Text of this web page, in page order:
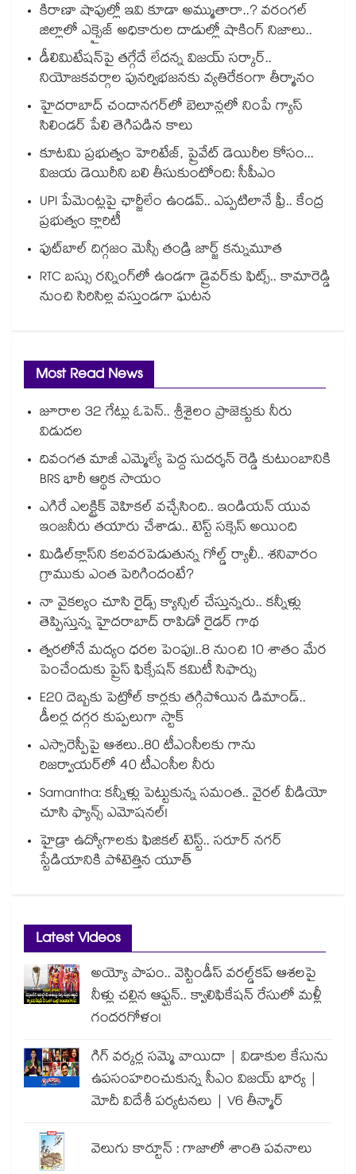
కిరాణా షాపుల్లో ఇవి కూడా అమ్ముతారా..? వరంగల్
జిల్లాలో ఎక్సైజ్ అధికారుల దాడుల్లో షాకింగ్ నిజాలు..
డీలిమిటేషన్‎పై తగ్గేదే లేదన్న విజయ్ సర్కార్..
నియోజకవర్గాల పునర్విభజనకు వ్యతిరేకంగా తీర్మానం
హైదరాబాద్⁪ చందానగర్⁫లో బెలూన్లలో నింపే గ్యాస్
సిలిండర్ పేలి తెగిపడిన కాలు
కూటమి ప్రభుత్వం హెరిటేజ్, ప్రైవేట్ డెయిరీల కోసం...
విజయ డెయిరీని బలి తీసుకుంటోంది: సీపీఎం
UPI పేమెంట్లపై ఛార్జీలేం ఉండవ్.. ఎప్పటిలానే ఫ్రీ.. కేంద్ర
ప్రభుత్వం క్లారిటీ
ఫుట్‎బాల్ దిగ్గజం మెస్సీ తండ్రి జార్జ్ కన్నుమూత
RTC బస్సు రన్నింగ్⁫లో ఉండగా డ్రైవర్‌కు ఫిట్స్.. కామారెడ్డి
నుంచి సిరిసిల్ల వస్తుండగా ఘటన
Most Read News
జూరాల 32 గేట్లు ఓపెన్.. శ్రీశైలం ప్రాజెక్టుకు నీరు
విడుదల
దివంగత మాజీ ఎమ్మెల్యే పెద్ద సుదర్శన్ రెడ్డి కుటుంబానికి
BRS భారీ ఆర్థిక సాయం
ఎగిరే ఎలక్ట్రిక్ వెహికల్ వచ్చేసింది.. ఇండియన్ యువ
ఇంజనీరు తయారు చేశాడు.. టెస్ట్ సక్సెస్ అయింది
మిడిల్‌క్లాస్‌ని కలవరపెడుతున్న గోల్డ్ ర్యాలీ.. శనివారం
గ్రాముకు ఎంత పెరిగిందంటే?
నా వైకల్యం చూసి రైడ్స్ క్యాన్సిల్ చేస్తున్నరు.. కన్నీళ్లు
తెప్పిస్తున్న హైదరాబాద్ రాపిడో రైడర్ గాథ
త్వరలోనే మద్యం ధ‌‌ర‌‌ల పెంపు!..8 నుంచి 10 శాతం మేర
పెంచేందుకు ప్రైస్ ఫిక్సేష‌‌న్ క‌‌మిటీ సిఫార్సు
E20 దెబ్బకు పెట్రోల్ కార్లకు తగ్గిపోయిన డిమాండ్..
డీలర్ల దగ్గర కుప్పలుగా స్టాక్
ఎస్సారెస్పీపై ఆశలు..80 టీఎంసీలకు గాను
రిజర్వాయర్‌‌‌‌‌‌‌‌‌‌‌‌‌‌‌‌లో 40 టీఎంసీల నీరు
Samantha: కన్నీళ్లు పెట్టుకున్న సమంత.. వైరల్ వీడియో
చూసి ఫ్యాన్స్ ఎమోషనల్!
హైడ్రా ఉద్యోగాలకు ఫిజికల్ టెస్ట్.. సరూర్ నగర్
స్టేడియానికి పోటెత్తిన యూత్
Latest Videos
అయ్యో పాపం.. వెస్టిండీస్ వరల్డ్‌కప్ ఆశలపై
నీళ్లు చల్లిన ఆఫ్ఘన్.. క్వాలిఫికేషన్ రేసులో మళ్లీ
గందరగోళం!
గిగ్ వర్కర్ల సమ్మె వాయిదా | విడాకుల కేసును
ఉపసంహరించుకున్న సీఎం విజయ్ భార్య |
మోదీ విదేశీ పర్యటనలు | V6 తీన్మార్
వెలుగు కార్టూన్ : గాజాలో శాంతి పవనాలు